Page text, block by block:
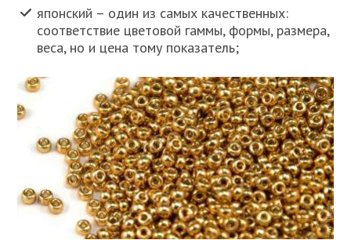
японский – один из самых качественных:
соответствие цветовой гаммы, формы, размера,
веса, но и цена тому показатель;